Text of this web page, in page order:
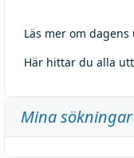
Läs mer om dagens
Här hittar du alla
Mina sökningar